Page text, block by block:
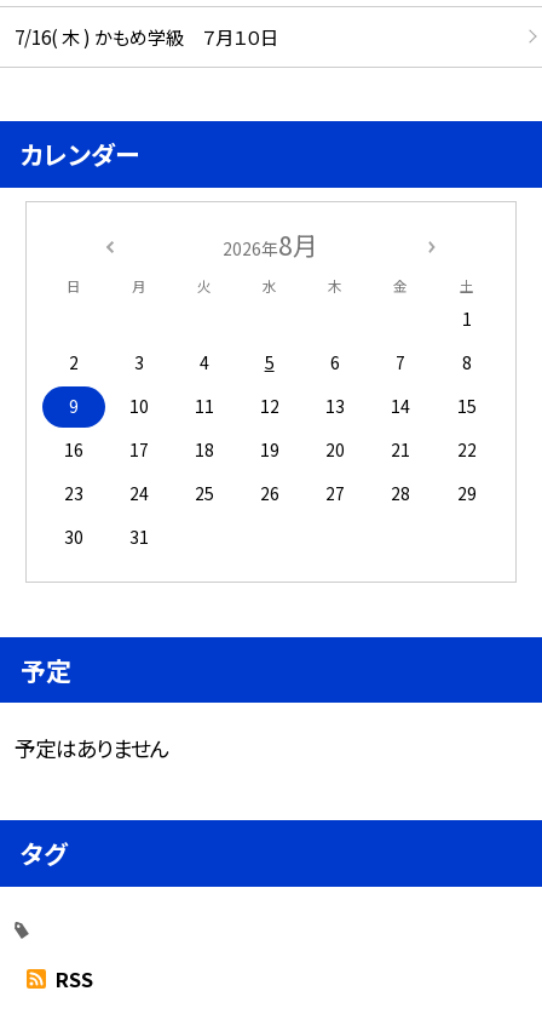
7/16( 木 ) かもめ学級 ７月１０日
カレンダー
2026年8月
日 月 火 水 木 金 土
1
2
3 4 5 6 7
8
9
10 11 12 13 14
15
16
17 18 19 20 21
22
23
24 25 26 27 28
29
30
31
予定
予定はありません
タグ
RSS